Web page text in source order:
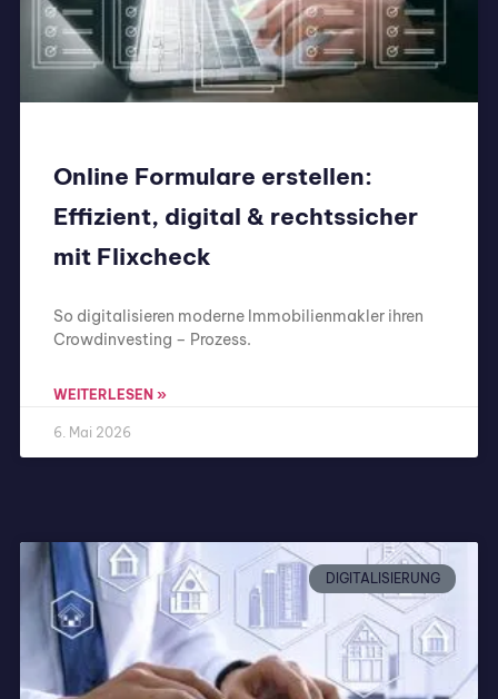
Online Formulare erstellen:
Effizient, digital & rechtssicher
mit Flixcheck
So digitalisieren moderne Immobilienmakler ihren
Crowdinvesting – Prozess.
WEITERLESEN »
6. Mai 2026
DIGITALISIERUNG